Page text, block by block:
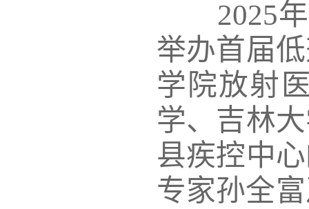
2025
举办首届
学院放射
学、吉林
县疾控中
专家孙全